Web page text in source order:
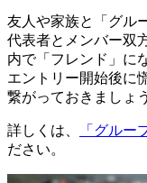
友人や家族と「グル
代表者とメンバー双
内で「フレンド」に
エントリー開始後に
繋がっておきましょ
詳しくは、 「グルー
ださい。